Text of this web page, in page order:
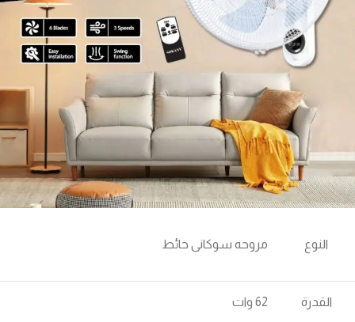
النوع مروحه سوكانى حائط
القدرة 62 وات